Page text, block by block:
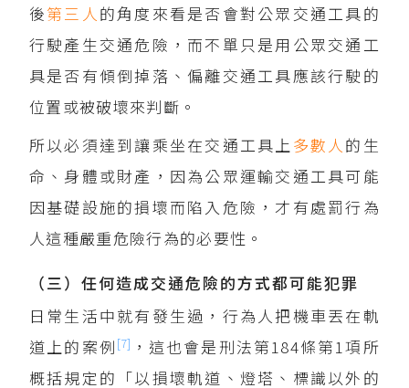
後第三人 的角度來看是否會對公眾交通工具的
行駛產生交通危險，而不單只是用公眾交通工
具是否有傾倒掉落、偏離交通工具應該行駛的
位置或被破壞來判斷。
所以必須達到讓乘坐在交通工具上 多數人 的生
命、身體或財產，因為公眾運輸交通工具可能
因基礎設施的損壞而陷入危險，才有處罰行為
人這種嚴重危險行為的必要性。
（三）任何造成交通危險的方式都可能犯罪
日常生活中就有發生過，行為人把機車丟在軌
道上的案例 [7] ，這也會是刑法第184條第1項所
概括規定的「以損壞軌道、燈塔、標識以外的